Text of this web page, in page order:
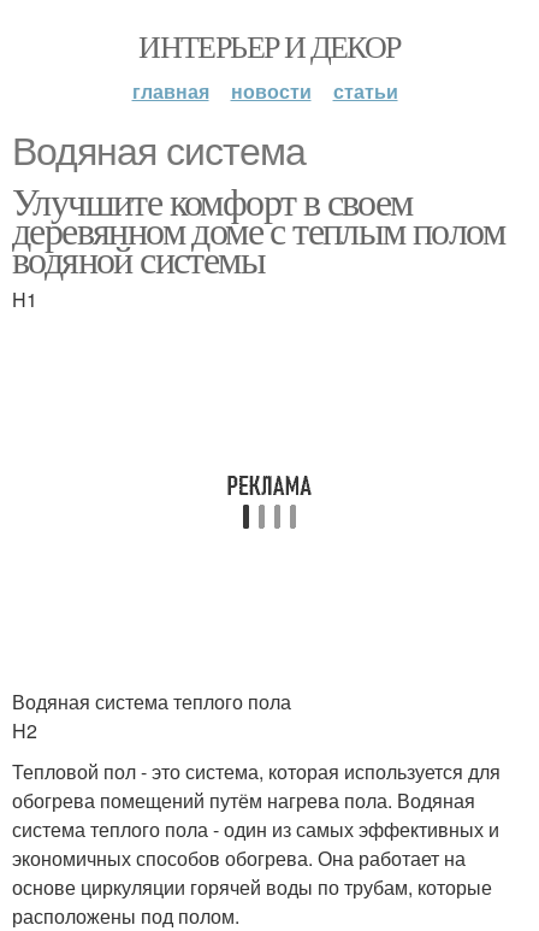
ИНТЕРЬЕР И ДЕКОР
главная новости статьи
Водяная система
Улучшите комфорт в своем
деревянном доме с теплым полом
водяной системы
H1
Водяная система теплого пола
H2
Тепловой пол - это система, которая используется для
обогрева помещений путём нагрева пола. Водяная
система теплого пола - один из самых эффективных и
экономичных способов обогрева. Она работает на
основе циркуляции горячей воды по трубам, которые
расположены под полом.